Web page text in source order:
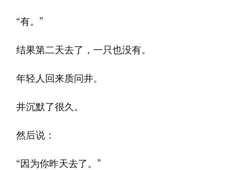
“有。”
结果第二天去了，一只也没有。
年轻人回来质问井。
井沉默了很久。
然后说：
“因为你昨天去了。”